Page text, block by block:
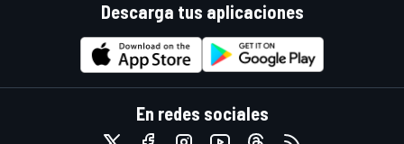
Descarga tus aplicaciones
En redes sociales